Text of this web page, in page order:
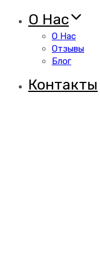
О Нас
О Нас
Отзывы
Блог
Контакты